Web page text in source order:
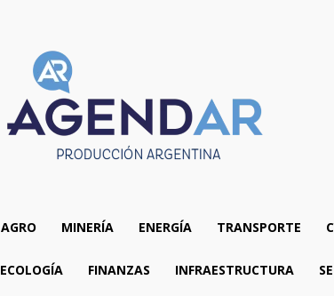
AGRO MINERÍA ENERGÍA TRANSPORTE
ECOLOGÍA FINANZAS INFRAESTRUCTURA